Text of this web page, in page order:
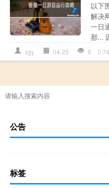
以下
解决
一日
那...
xgy 04-25 0 74
公告
标签